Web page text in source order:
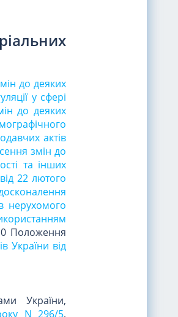
до деяких
у сфері
до деяких
актів
змін до
та інших
від 22 лютого
нерухомого
Положення
України від
України,
N 296/5,